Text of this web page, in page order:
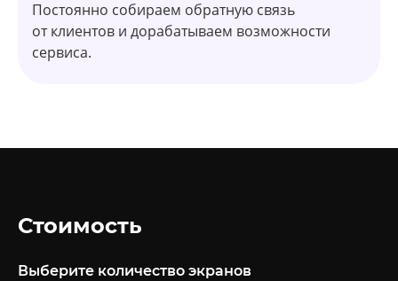
Постоянно собираем обратную связь
от клиентов и дорабатываем возможности
сервиса.
Стоимость
Выберите количество экранов